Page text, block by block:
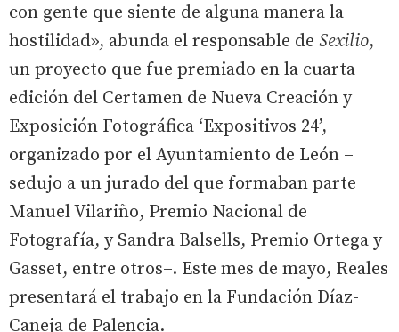
con gente que siente de alguna manera la
hostilidad», abunda el responsable de Sexilio,
un proyecto que fue premiado en la cuarta
edición del Certamen de Nueva Creación y
Exposición Fotográfica ‘Expositivos 24’,
organizado por el Ayuntamiento de León –
sedujo a un jurado del que formaban parte
Manuel Vilariño, Premio Nacional de
Fotografía, y Sandra Balsells, Premio Ortega y
Gasset, entre otros–. Este mes de mayo, Reales
presentará el trabajo en la Fundación Díaz-
Caneja de Palencia.